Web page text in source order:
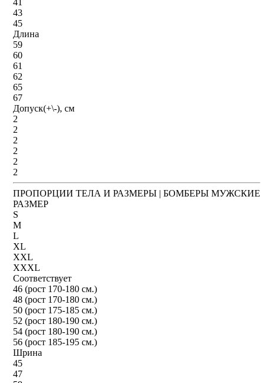
43
45
Длина
59
60
61
62
65
67
Допуск(+\-), см
2
2
2
2
2
2
ПРОПОРЦИИ ТЕЛА И РАЗМЕРЫ | БОМБЕРЫ МУЖСКИЕ
РАЗМЕР
S
M
L
XL
XXL
XXXL
Соответствует
46 (рост 170-180 см.)
48 (рост 170-180 см.)
50 (рост 175-185 см.)
52 (рост 180-190 см.)
54 (рост 180-190 см.)
56 (рост 185-195 см.)
Шрина
45
47